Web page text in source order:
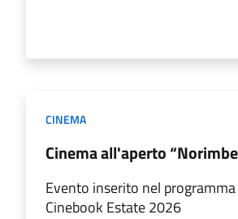
CINEMA
Cinema all'aperto
Evento inserito nel
Cinebook Estate 2026